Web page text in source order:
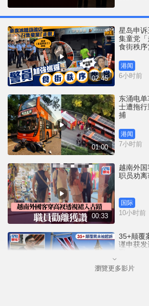
02:45
星岛申
集童党
食街秩序
港闻
6小时前
01:00
东涌电
士遭拖
捕
港闻
7小时前
00:33
越南外
职员劝离
国际
10小时前
35+颠覆
谨申获
港闻
瀏覽更多影片